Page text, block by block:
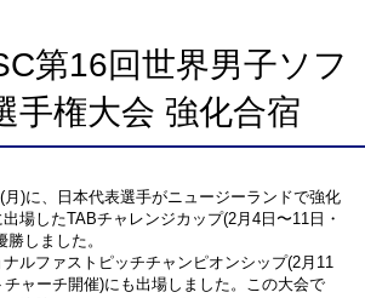
第16回世界男子ソフ
手権大会 強化合宿
)に、日本代表選手がニュージーランドで強化
場したTABチャレンジカップ(2月4日〜11日・
しました。
ルファストピッチチャンピオンシップ(2月11
チャーチ開催)にも出場しました。この大会で